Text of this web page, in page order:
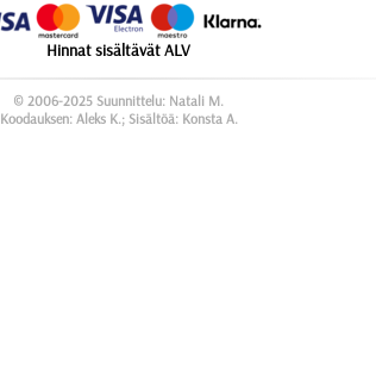
Hinnat sisältävät ALV
© 2006-2025 Suunnittelu: Natali M.
Koodauksen: Aleks K.; Sisältöä: Konsta A.